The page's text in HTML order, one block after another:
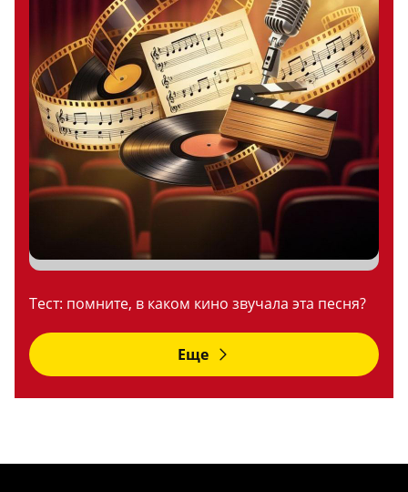
Тест: помните, в каком кино звучала эта песня?
Еще